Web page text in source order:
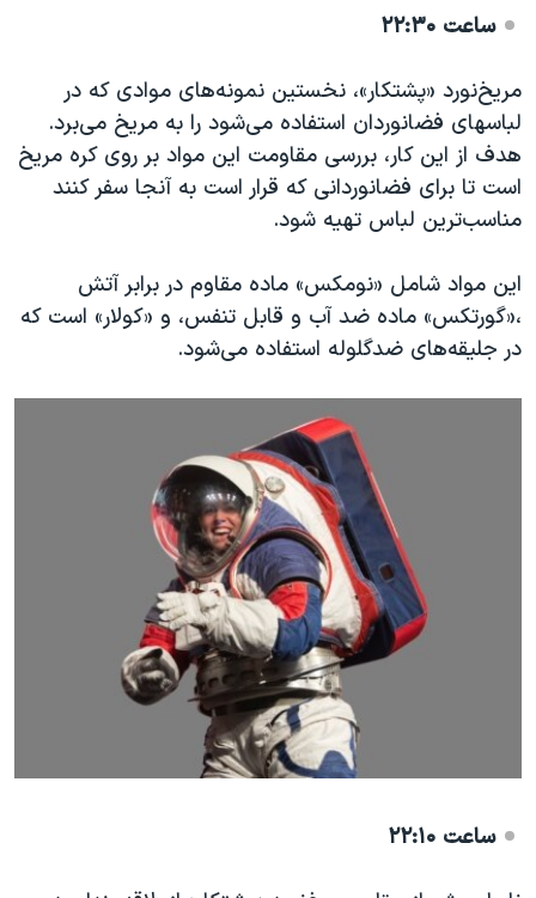
ساعت ۲۲:۳۰
مریخ‌نورد «پشتکار»، نخستین نمونه‌های موادی که در
لباسهای فضانوردان استفاده می‌شود را به مریخ می‌برد.
هدف از این کار، بررسی مقاومت این مواد بر روی کره مریخ
است تا برای فضانوردانی که قرار است به آنجا سفر کنند
مناسب‌ترین لباس تهیه شود.
این مواد شامل «نومکس» ماده مقاوم در برابر آتش
،«گورتکس» ماده ضد آب و قابل تنفس، و «کولار» است که
در جلیقه‌های ضدگلوله استفاده می‌شود.
ساعت ۲۲:۱۰